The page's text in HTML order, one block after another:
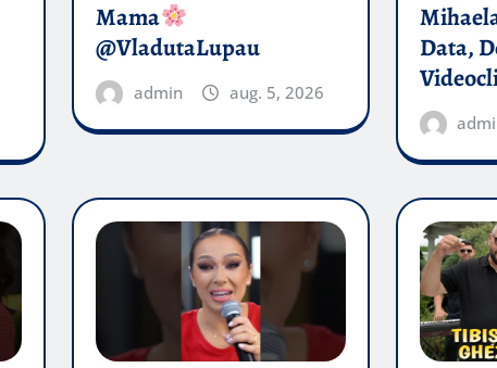
Mama
@VladutaLupau
admin aug. 5, 2026
Data,